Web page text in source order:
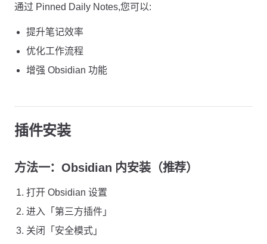
通过 Pinned Daily Notes,您可以:
提升笔记效率
优化工作流程
增强 Obsidian 功能
插件安装
方法一：Obsidian 内安装（推荐）
打开 Obsidian 设置
进入「第三方插件」
关闭「安全模式」